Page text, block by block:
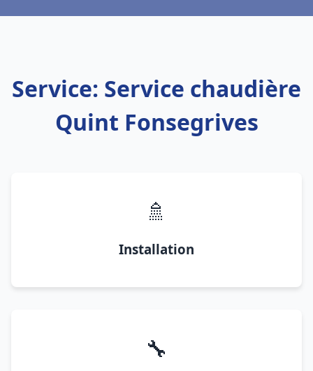
Service: Service chaudière
Quint Fonsegrives
🚿
Installation
🔧